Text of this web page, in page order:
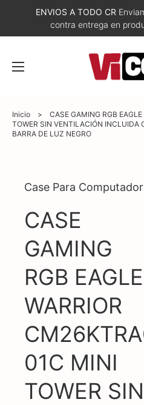
ENVIOS A TODO CR
contra entrega en
Inicio >
CASE GAMING RGB
TOWER SIN VENTILACIÓN INCLUIDA
BARRA DE LUZ NEGRO
elemento
vista
galería
Case Para
CASE
GAMING
RGB EAGLE
WARRIOR
01C MINI
TOWER SIN